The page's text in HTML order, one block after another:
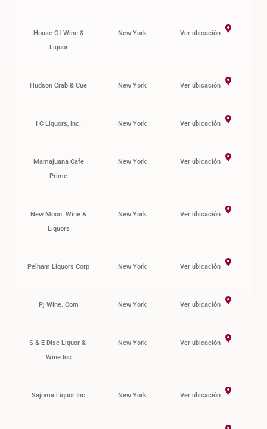
House Of Wine &
Liquor
New York Ver ubicación
Hudson Crab & Cue New York Ver ubicación
I C Liquors, Inc. New York Ver ubicación
Mamajuana Cafe
Prime
New York Ver ubicación
New Moon Wine &
Liquors
New York Ver ubicación
Pelham Liquors Corp New York Ver ubicación
Pj Wine. Com New York Ver ubicación
S & E Disc Liquor &
Wine Inc
New York Ver ubicación
Sajoma Liquor Inc New York Ver ubicación